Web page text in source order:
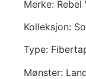
Merke: Rebel
Kolleksjon:
Type:
Mønster: